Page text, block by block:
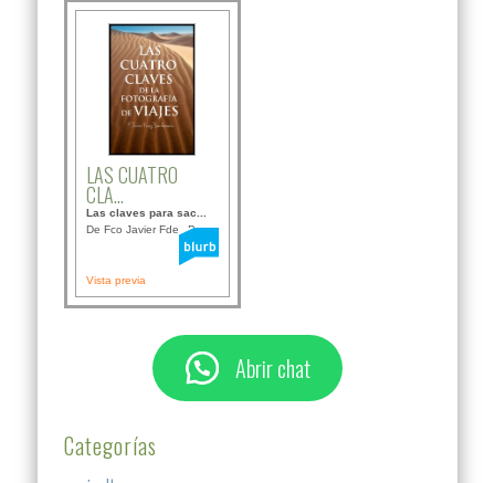
LAS CUATRO
CLA...
Las claves para sac...
De Fco Javier Fdez B...
Vista previa
Abrir chat
Categorías